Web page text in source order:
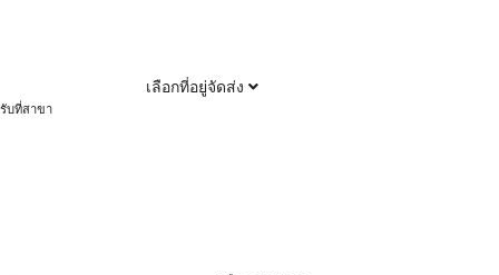
เลือกที่อยู่จัดส่ง
รับที่สาขา